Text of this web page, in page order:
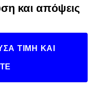
και απόψεις
ΤΙΜΉ ΚΑΙ